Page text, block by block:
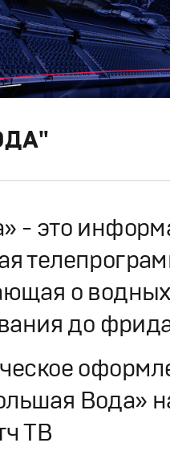
- это
о
до
Вода»
ТВ